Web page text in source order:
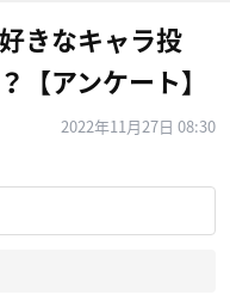
きなキャラ投
【アンケート】
2022年11月27日 08:30